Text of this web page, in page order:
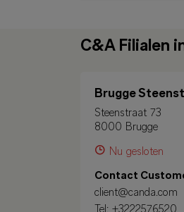
C&A Filialen
Brugge
Steenstraat 73
8000 Brugge
Nu gesloten
Contact
client@canda.com